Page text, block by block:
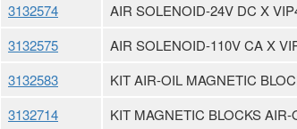
3132574
AIR SOLENOID-24V DC X
3132575
AIR SOLENOID-110V CA X
3132583
KIT AIR-OIL MAGNETIC
3132714
KIT MAGNETIC BLOCKS AIR-